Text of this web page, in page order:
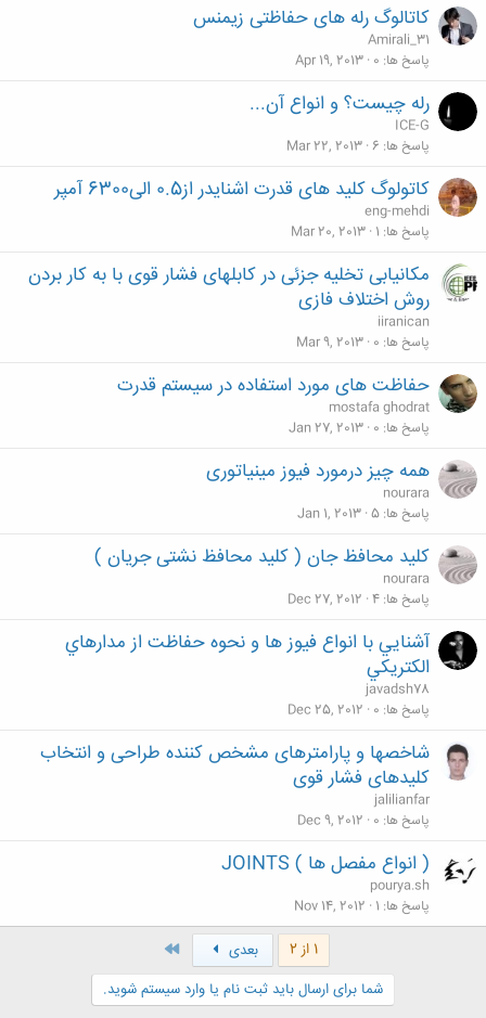
کاتالوگ رله های حفاظتی زیمنس
Amirali_31
پاسخ ها 0
Apr 19, 2013
رله چیست؟ و انواع آن...
ICE-G
پاسخ ها 6
Mar 22, 2013
کاتولوگ کلید های قدرت اشنایدر از0.5 الی6300 آمپر
eng-mehdi
پاسخ ها 1
Mar 20, 2013
مکان­­یابی تخلیه جزئی در کابلهای فشار قوی با به کار بردن
روش اختلاف فازی
iiranican
پاسخ ها 0
Mar 9, 2013
حفاظت های مورد استفاده در سیستم قدرت
mostafa ghodrat
پاسخ ها 0
Jan 27, 2013
همه چیز درمورد فیوز مینیاتوری
nourara
پاسخ ها 5
Jan 1, 2013
کلید محافظ جان ( کلید محافظ نشتی جریان )
nourara
پاسخ ها 4
Dec 27, 2012
آشنايي با انواع فيوز ها و نحوه حفاظت از مدارهاي
الكتريكي
javadsh78
پاسخ ها 0
Dec 25, 2012
شاخصها و پارامترهای مشخص کننده طراحی و انتخاب
کلیدهای فشار قوی
jalilianfar
پاسخ ها 0
Dec 9, 2012
( انواع مفصل ها ) JOINTS
pourya.sh
پاسخ ها 1
Nov 14, 2012
1 از 2 بعدی
شما برای ارسال باید ثبت نام یا وارد سیستم شوید.